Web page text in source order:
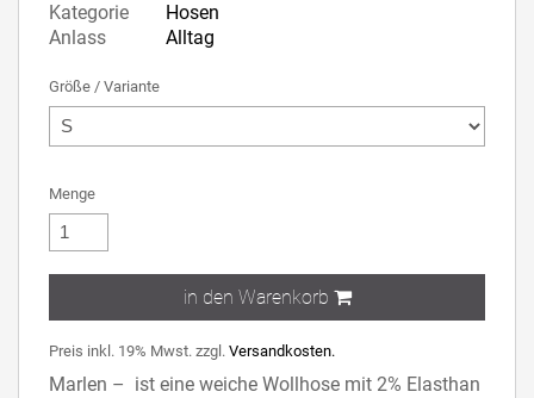
Kategorie
Hosen
Anlass
Alltag
Größe / Variante
Menge
in den Warenkorb
Preis inkl. 19% Mwst. zzgl. Versandkosten.
Marlen – ist eine weiche Wollhose mit 2% Elasthan